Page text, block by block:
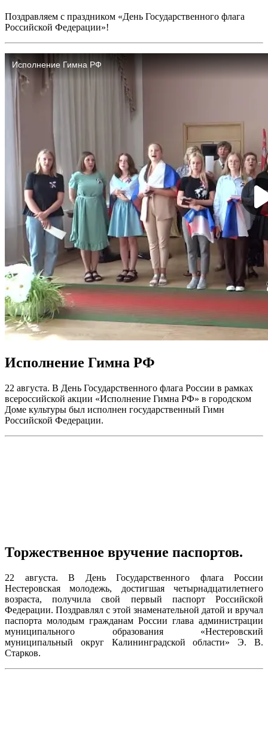
Поздравляем с праздником «День Государственного флага
Российской Федерации»!
Исполнение Гимна РФ
22 августа. В День Государственного флага России в рамках
всероссийской акции «Исполнение Гимна РФ» в городском
Доме культуры был исполнен государственный Гимн
Российской Федерации.
Торжественное вручение паспортов.
22 августа. В День Государственного флага России
Нестеровская молодежь, достигшая четырнадцатилетнего
возраста, получила свой первый паспорт Российской
Федерации. Поздравлял с этой знаменательной датой и вручал
паспорта молодым гражданам России глава администрации
муниципального образования «Нестеровский
муниципальный округ Калининградской области» Э. В.
Старков.